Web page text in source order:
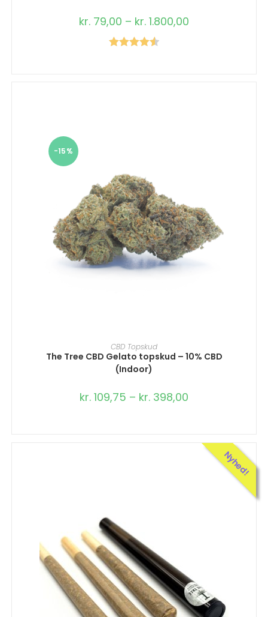
kr. 79,00 – kr. 1.800,00
-15%
VÆLG MULIGHEDER
CBD Topskud
The Tree CBD Gelato topskud – 10% CBD
(Indoor)
kr. 109,75 – kr. 398,00
Nyhed!